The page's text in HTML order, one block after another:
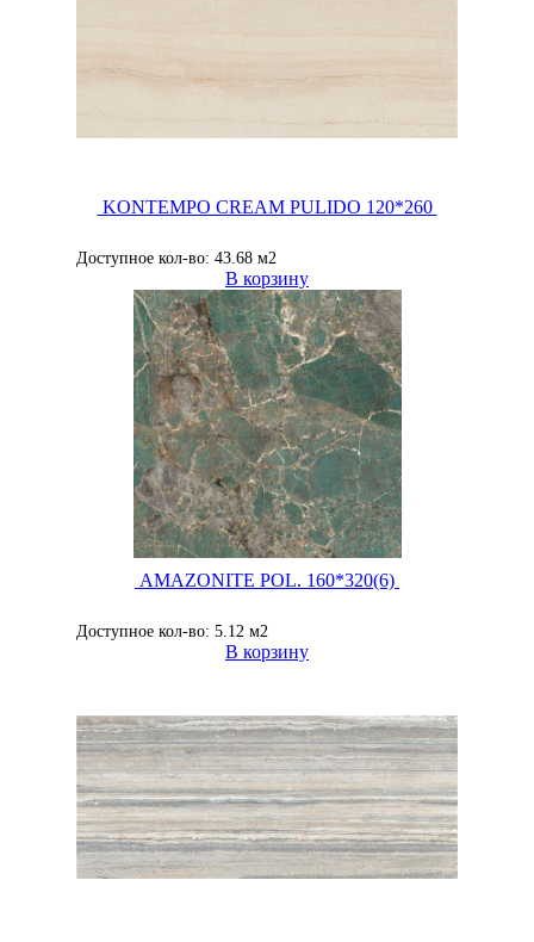
KONTEMPO CREAM PULIDO 120*260
Доступное кол-во: 43.68 м2
В корзину
AMAZONITE POL. 160*320(6)
Доступное кол-во: 5.12 м2
В корзину